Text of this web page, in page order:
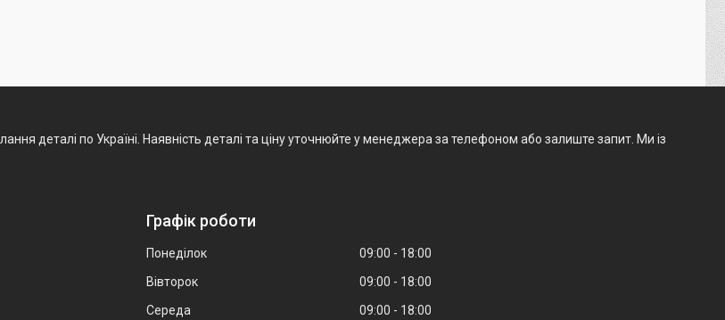
деталі по Україні. Наявність деталі та ціну уточнюйте у менеджера за телефоном або залиште запит. Ми із
Графік роботи
Понеділок 09:00
18:00
Вівторок
09:00
18:00
Середа
09:00
18:00